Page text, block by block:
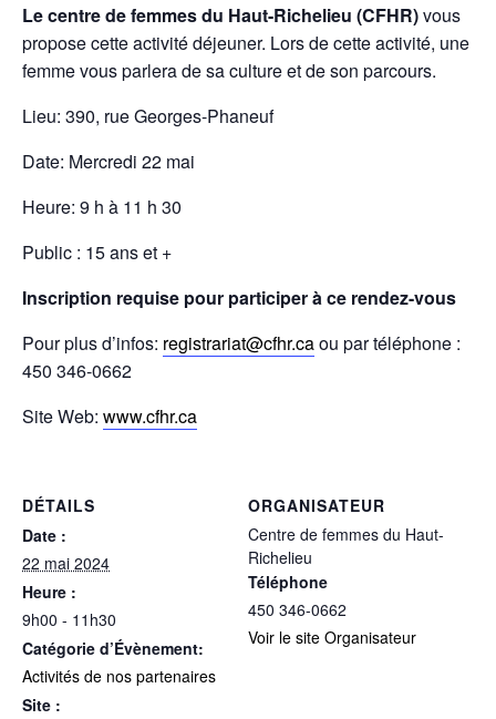
Le centre de femmes du Haut-Richelieu (CFHR)vous
propose cette activité déjeuner. Lors de cette activité, une
femme vous parlera de sa culture et de son parcours.
Lieu: 390, rue Georges-Phaneuf
Date: Mercredi 22 mai
Heure: 9 h à 11 h 30
Public : 15 ans et +
Inscription requise pour participer à ce rendez-vous
Pour plus d’infos: registrariat@cfhr.caou par téléphone :
450 346-0662
Site Web: www.cfhr.ca
DÉTAILS
Date :
22 mai 2024
Heure :
9h00 - 11h30
Catégorie d’Évènement:
Activités de nos partenaires
Site :
ORGANISATEUR
Centre de femmes du Haut-
Richelieu
Téléphone
450 346-0662
Voir le site Organisateur